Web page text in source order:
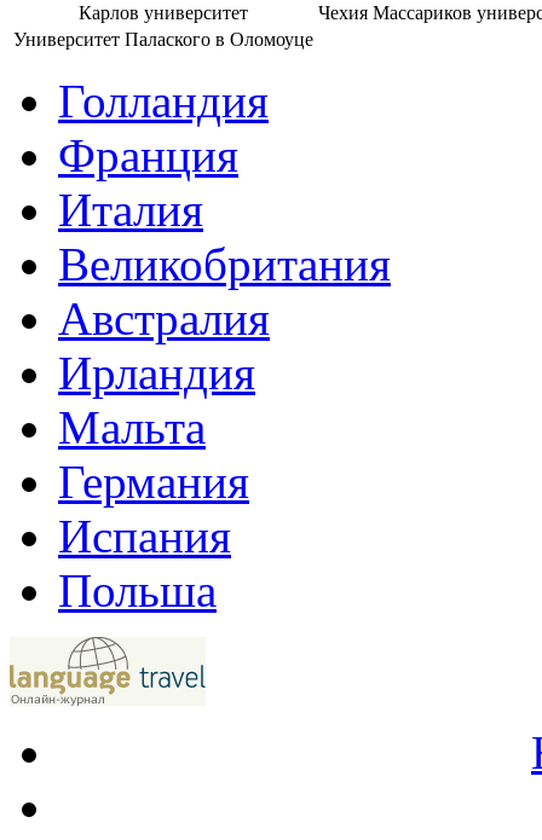
Карлов университет Чехия Массариков
Университет Палаского в Оломоуце
Голландия
Франция
Италия
Великобритания
Австралия
Ирландия
Мальта
Германия
Испания
Польша